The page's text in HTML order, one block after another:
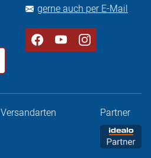
gerne auch per E-Mail
Versandarten Partner